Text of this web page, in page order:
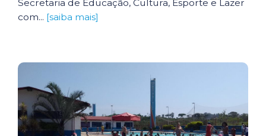
Secretaria de Educação, Cultura, Esporte e Lazer
com... [saiba mais]